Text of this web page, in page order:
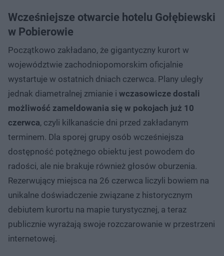
Wcześniejsze otwarcie hotelu Gołębiewski
w Pobierowie
Początkowo zakładano, że gigantyczny kurort w
województwie zachodniopomorskim oficjalnie
wystartuje w ostatnich dniach czerwca. Plany uległy
jednak diametralnej zmianie i wczasowicze dostali
możliwość zameldowania się w pokojach już 10
czerwca, czyli kilkanaście dni przed zakładanym
terminem. Dla sporej grupy osób wcześniejsza
dostępność potężnego obiektu jest powodem do
radości, ale nie brakuje również głosów oburzenia.
Rezerwujący miejsca na 26 czerwca liczyli bowiem na
unikalne doświadczenie związane z historycznym
debiutem kurortu na mapie turystycznej, a teraz
publicznie wyrażają swoje rozczarowanie w przestrzeni
internetowej.